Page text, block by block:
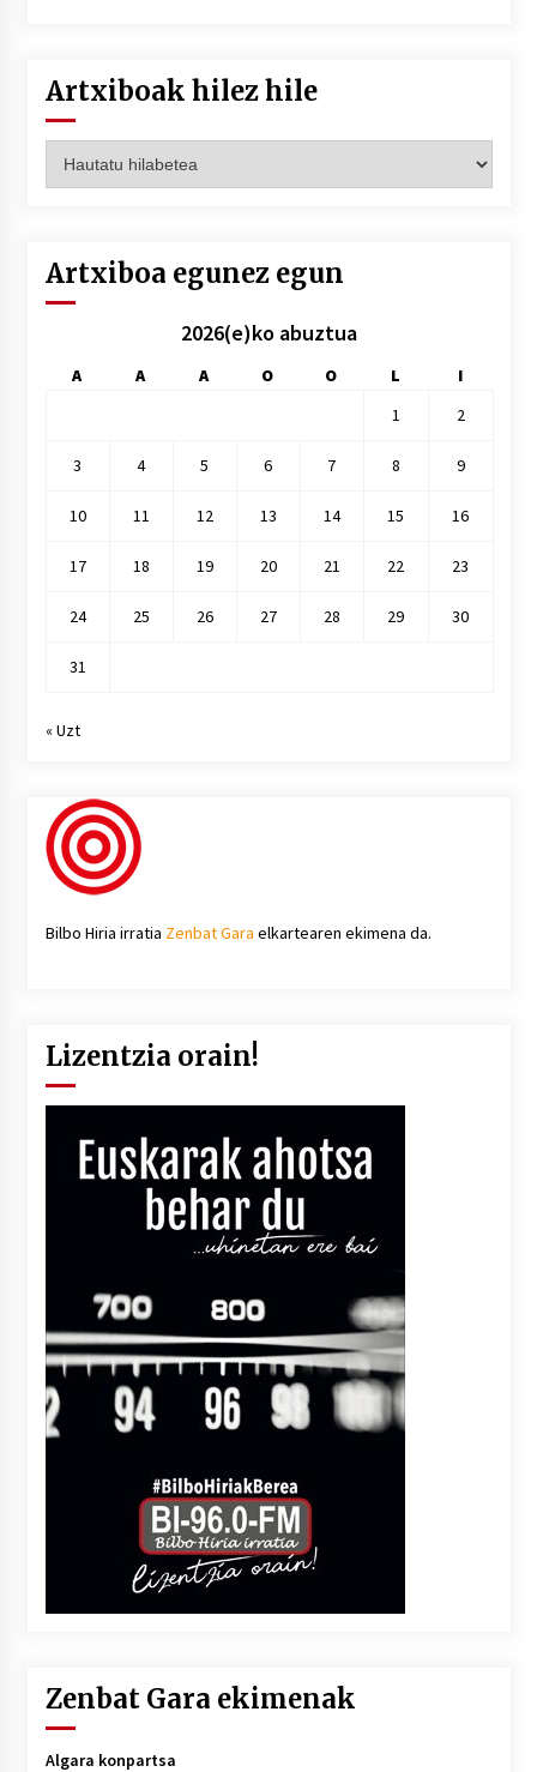
Artxiboak hilez hile
hilez
Artxiboa egunez egun
2026(e)ko abuztua
A A A O O L
I
1
2
3 4 5 6 7 8 9
10 11 12 13 14 15 16
17 18 19 20 21 22 23
24 25 26 27 28 29 30
31
« Uzt
Bilbo Hiria irratia Zenbat Gara elkartearen ekimena da.
Lizentzia orain!
Zenbat Gara ekimenak
Algara konpartsa